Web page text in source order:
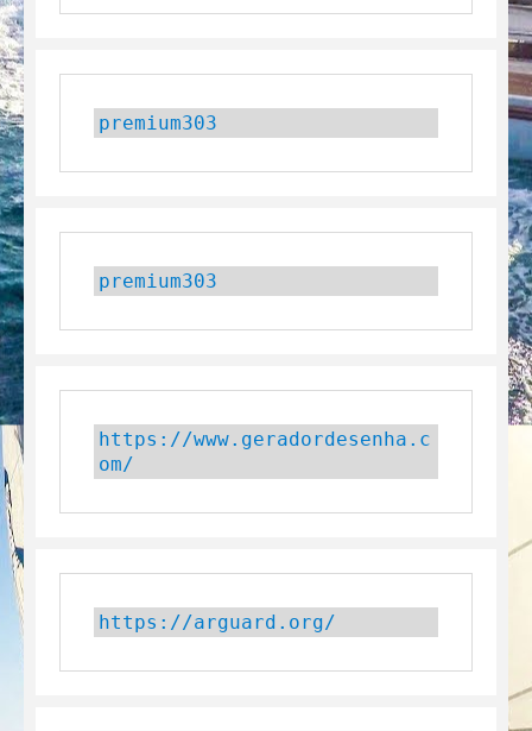
premium303
premium303
https://www.geradordesenha.c
om/
https://arguard.org/